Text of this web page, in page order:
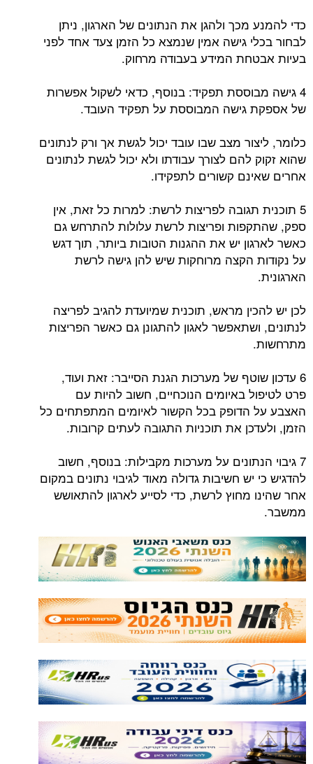
כדי להמנע מכך ולהגן את הנתונים של הארגון, ניתן
לבחור בכלי גישה אמין שנמצא כל הזמן צעד אחד לפני
בעיות אבטחת המידע בעבודה מרחוק.
4 גישה מבוססת תפקיד: בנוסף, כדאי לשקול אפשרות
של אספקת גישה המבוססת על תפקיד העובד.
כלומר, ליצור מצב שבו עובד יכול לגשת אך ורק לנתונים
שהוא זקוק להם לצורך עבודתו ולא יכול לגשת לנתונים
אחרים שאינם קשורים לתפקידו.
5 תוכנית תגובה לפריצות לרשת: למרות כל זאת, אין
ספק, שהתקפות ופריצות לרשת עלולות להתרחש גם
כאשר לארגון יש את ההגנות הטובות ביותר, תוך דגש
על נקודות הקצה מרוחקות שיש להן גישה לרשת
הארגונית.
לכן יש להכין מראש, תוכנית שמיועדת להגיב לפריצה
לנתונים, ושתאפשר לאגון להתגונן גם כאשר הפריצות
מתרחשות.
6 עדכון שוטף של מערכות הגנת הסייבר: זאת ועוד,
פרט לטיפול באיומים הנוכחיים, חשוב להיות עם
האצבע על הדופק בכל הקשור לאיומים המתפתחים כל
הזמן, ולעדכן את תוכניות התגובה לעתים קרובות.
7 גיבוי הנתונים על מערכות מקבילות: בנוסף, חשוב
להדגיש כי יש חשיבות גדולה מאוד לגיבוי נתונים במקום
אחר שהינו מחוץ לרשת, כדי לסייע לארגון להתאושש
ממשבר.